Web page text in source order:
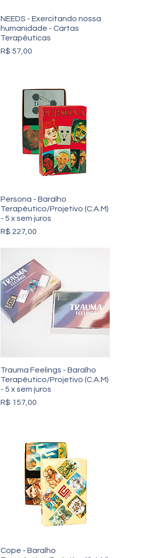
NEEDS - Exercitando nossa
humanidade - Cartas
Terapêuticas
Preço
R$ 57,00
Persona - Baralho
Terapêutico/Projetivo (C.A.M)
- 5 x sem juros
Preço
R$ 227,00
Trauma Feelings - Baralho
Terapêutico/Projetivo (C.A.M)
- 5 x sem juros
Preço
R$ 157,00
Cope - Baralho